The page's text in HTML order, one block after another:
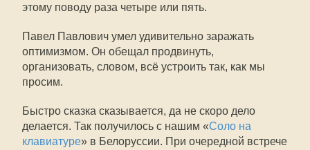
этому поводу раза четыре или пять.
Павел Павлович умел удивительно заражать
оптимизмом. Он обещал продвинуть,
организовать, словом, всё устроить так, как мы
просим.
Быстро сказка сказывается, да не скоро дело
делается. Так получилось с нашим «Соло на
клавиатуре» в Белоруссии. При очередной встрече